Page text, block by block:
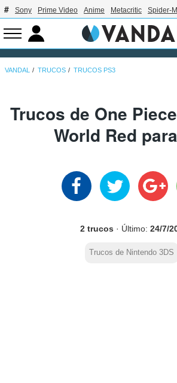
Sony Prime Video Anime Metacritic Spider-
VANDAL TRUCOS TRUCOS PS3
Trucos de One
World Red
2 trucos · Último: 24/7/
Trucos de Nintendo 3DS